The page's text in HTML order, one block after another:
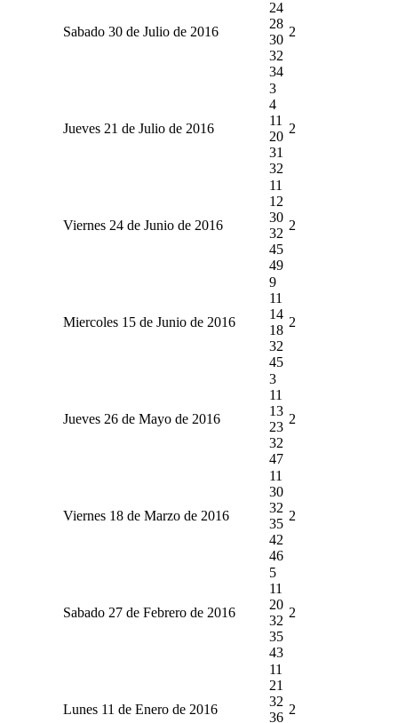
Sabado 30 de Julio de 2016
24
28
30
32
34
2
Jueves 21 de Julio de 2016
3
4
11
20
31
32
2
Viernes 24 de Junio de 2016
11
12
30
32
45
49
2
Miercoles 15 de Junio de 2016
9
11
14
18
32
45
2
Jueves 26 de Mayo de 2016
3
11
13
23
32
47
2
Viernes 18 de Marzo de 2016
11
30
32
35
42
46
2
Sabado 27 de Febrero de 2016
5
11
20
32
35
43
2
Lunes 11 de Enero de 2016
11
21
32
36
2